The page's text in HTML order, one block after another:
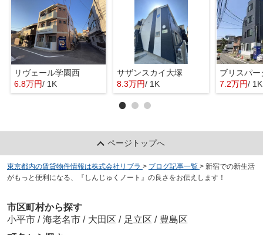
リヴェール学園西
6.8万円/ 1K
サザンスカイ大塚
8.3万円/ 1K
ブリスパー
7.2万円/ 1K
ページトップへ
東京都内の賃貸物件情報は株式会社リブラ > ブログ記事一覧 > 新宿での新生活
がもっと便利になる、『しんじゅくノート』の良さをお伝えします！
市区町村から探す
小平市 / 海老名市 / 大田区 / 足立区 / 豊島区